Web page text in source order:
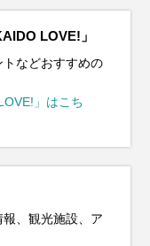
LOVE!」
などおすすめの
」はこち
、観光施設、ア